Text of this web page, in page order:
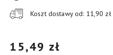
Koszt dostawy od: 11,90 zł
15,49 zł